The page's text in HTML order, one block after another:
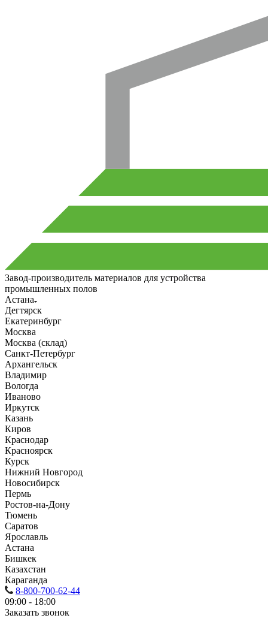
Завод-производитель материалов для устройства
промышленных полов
Астана
Дегтярск
Екатеринбург
Москва
Москва (склад)
Санкт-Петербург
Архангельск
Владимир
Вологда
Иваново
Иркутск
Казань
Киров
Краснодар
Красноярск
Курск
Нижний Новгород
Новосибирск
Пермь
Ростов-на-Дону
Тюмень
Саратов
Ярославль
Астана
Бишкек
Казахстан
Караганда
8-800-700-62-44
09:00 - 18:00
Заказать звонок